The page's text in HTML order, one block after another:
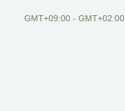
GMT+09:00 - GMT+02:00